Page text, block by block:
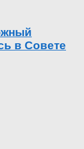
в Совете